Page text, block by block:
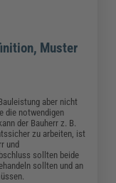
Muster
aber nicht
die notwendigen
der Bauherr z. B.
zu arbeiten, ist
und
sollten beide
sollten und an